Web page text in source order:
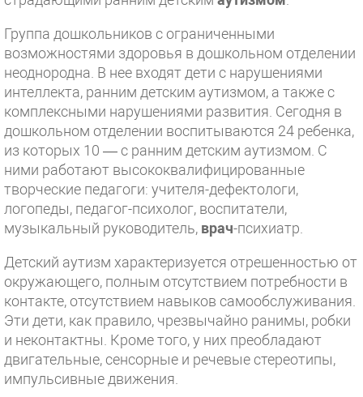
Группа дошкольников с ограниченными
возможностями здоровья в дошкольном отделении
неоднородна. В нее входят дети с нарушениями
интеллекта, ранним детским аутизмом, а также с
комплексными нарушениями развития. Сегодня в
дошкольном отделении воспитываются 24 ребенка,
из которых 10 — с ранним детским аутизмом. С
ними работают высококвалифицированные
творческие педагоги: учителя-дефектологи,
логопеды, педагог-психолог, воспитатели,
музыкальный руководитель, врач-психиатр.
Детский аутизм характеризуется отрешенностью от
окружающего, полным отсутствием потребности в
контакте, отсутствием навыков самообслуживания.
Эти дети, как правило, чрезвычайно ранимы, робки
и неконтактны. Кроме того, у них преобладают
двигательные, сенсорные и речевые стереотипы,
импульсивные движения.